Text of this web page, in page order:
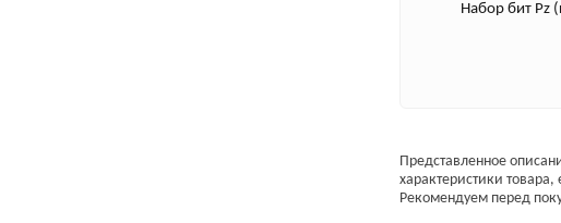
Набор бит Pz
Представленное
характеристики
Рекомендуем перед